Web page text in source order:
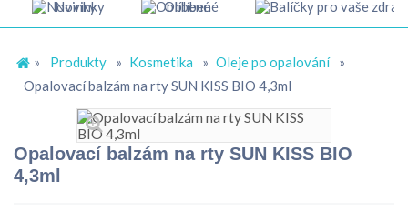
Novinky Oblíbené
» Produkty » Kosmetika » Oleje po opalování
»
Opalovací balzám na rty SUN KISS BIO 4,3ml
Opalovací balzám na rty SUN KISS BIO
4,3ml